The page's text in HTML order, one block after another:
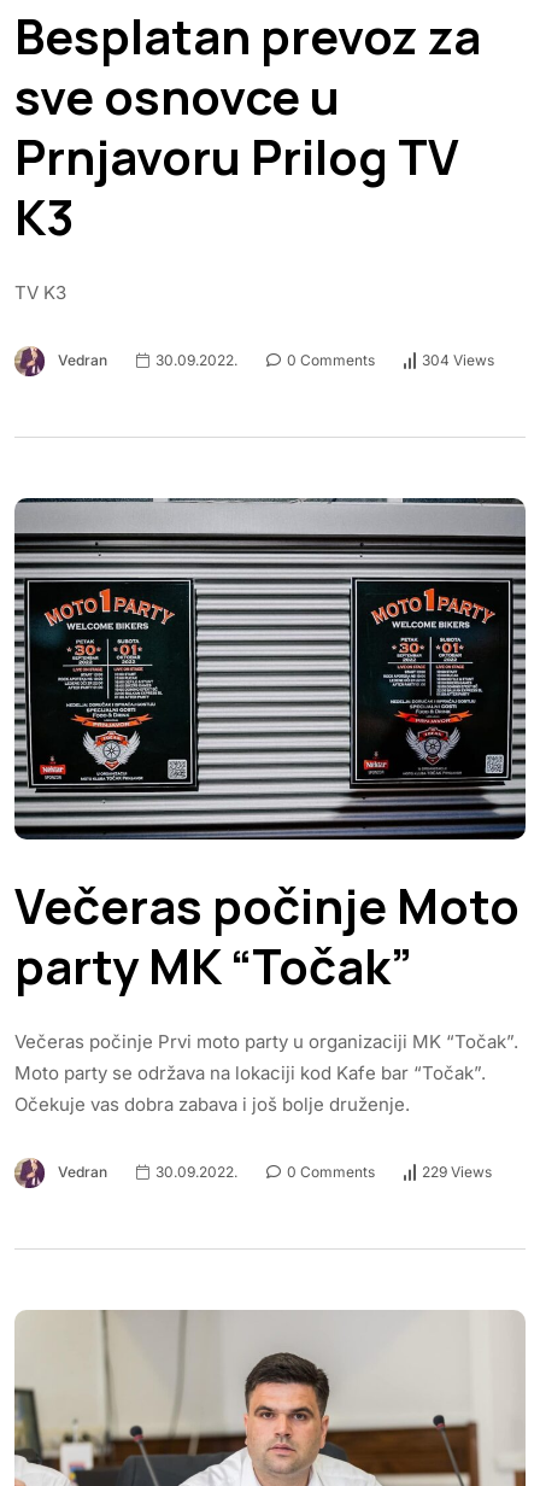
Besplatan prevoz za
sve osnovce u
Prnjavoru Prilog TV
K3
TV K3
Vedran 30.09.2022. 0 Comments 304 Views
Večeras počinje Moto
party MK “Točak”
Večeras počinje Prvi moto party u organizaciji MK “Točak”.
Moto party se održava na lokaciji kod Kafe bar “Točak”.
Očekuje vas dobra zabava i još bolje druženje.
Vedran 30.09.2022. 0 Comments 229 Views